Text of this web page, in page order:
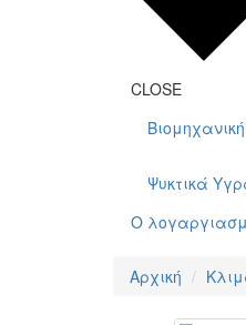
CLOSE
Ψυκτικά
Ο
Αρχική